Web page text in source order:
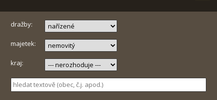
dražby:
majetek:
kraj: